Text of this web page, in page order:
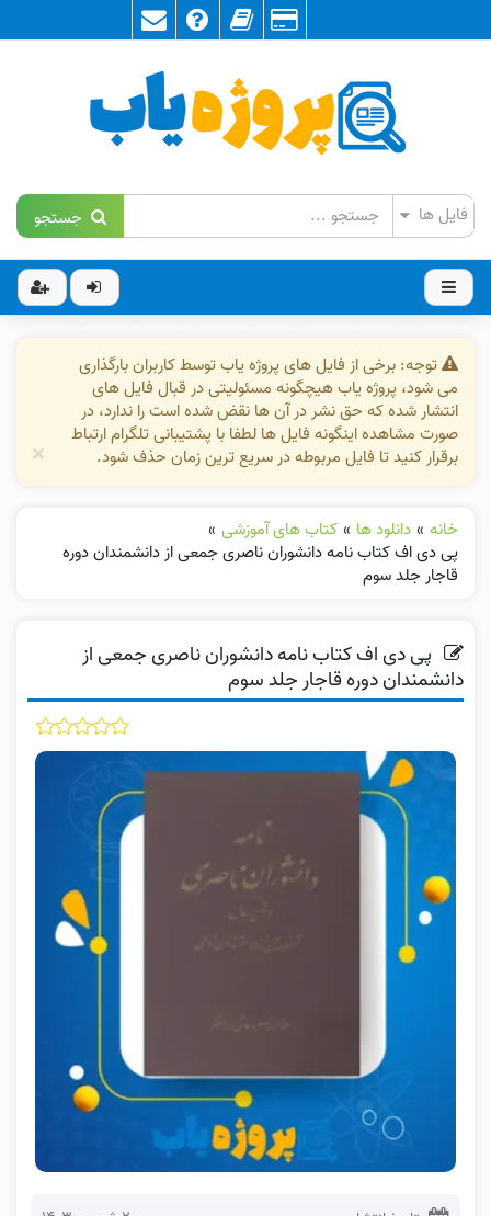
جستجو
توجه: برخی از فایل های پروژه یاب توسط کاربران بارگذاری
می شود، پروژه یاب هیچگونه مسئولیتی در قبال فایل های
انتشار شده که حق نشر در آن ها نقض شده است را ندارد، در
صورت مشاهده اینگونه فایل ها لطفا با پشتیبانی تلگرام ارتباط
برقرار کنید تا فایل مربوطه در سریع ترین زمان حذف شود.
×
خانه » دانلود ها » کتاب های آموزشی »
پی دی اف کتاب نامه دانشوران ناصری جمعی از دانشمندان دوره
قاجار جلد سوم
پی دی اف کتاب نامه دانشوران ناصری جمعی از
دانشمندان دوره قاجار جلد سوم